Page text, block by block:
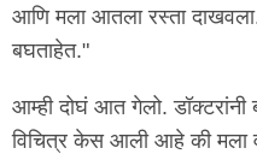
आणि मला आतला रस्ता
बघताहेत."
आम्ही दोघं आत गेलो.
विचित्र केस आली आहे की मला